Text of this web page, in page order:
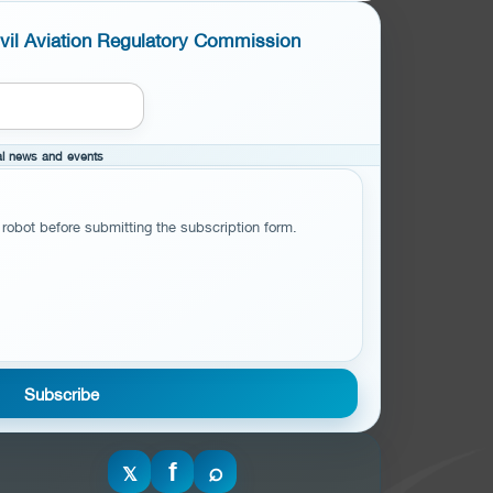
Aviation Regulatory Commission
news and events
before submitting the subscription form.